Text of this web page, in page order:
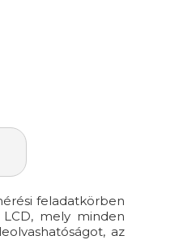
feladatkörben
LCD, mely minden
az